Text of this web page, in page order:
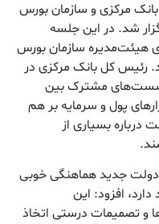
مرکزی و سازمان بورس
شد. در این جلسه
هیئت‌مدیره سازمان بورس
رئیس کل بانک مرکزی در
نشست‌های مشترک بین
پول و سرمایه بر هم
درباره بسیاری از
دولت جدید هماهنگی خوبی
افزود: این
تصمیمات درستی اتخاذ